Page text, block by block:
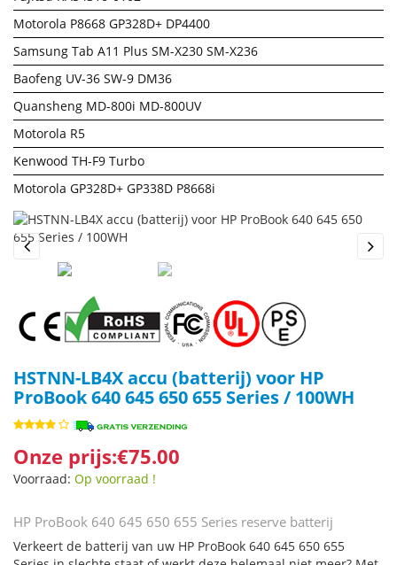
Motorola P8668 GP328D+ DP4400
Samsung Tab A11 Plus SM-X230 SM-X236
Baofeng UV-36 SW-9 DM36
Quansheng MD-800i MD-800UV
Motorola R5
Kenwood TH-F9 Turbo
Motorola GP328D+ GP338D P8668i
Previous
HSTNN-LB4X accu (batterij) voor HP
ProBook 640 645 650 655 Series / 100WH
Onze prijs:€75.00
Voorraad: Op voorraad !
HP ProBook 640 645 650 655 Series reserve batterij
Verkeert de batterij van uw HP ProBook 640 645 650 655